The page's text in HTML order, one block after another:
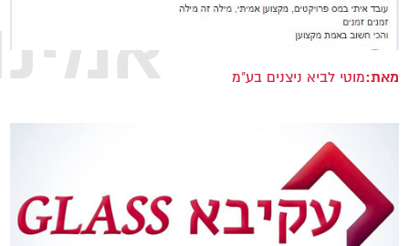
מאת:מוטי לביא ניצנים בע"מ